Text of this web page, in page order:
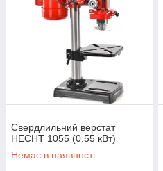
Свердлильний верстат
HECHT 1055 (0.55 кВт)
Немає в наявності